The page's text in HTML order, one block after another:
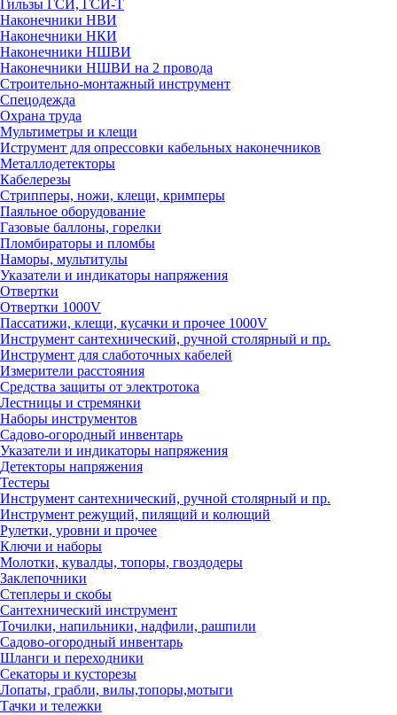
Гильзы ГСИ, ГСИ-Т
Наконечники НВИ
Наконечники НКИ
Наконечники НШВИ
Наконечники НШВИ на 2 провода
Строительно-монтажный инструмент
Спецодежда
Охрана труда
Мультиметры и клещи
Иструмент для опрессовки кабельных наконечников
Металлодетекторы
Кабелерезы
Стрипперы, ножи, клещи, кримперы
Паяльное оборудование
Газовые баллоны, горелки
Пломбираторы и пломбы
Наморы, мультитулы
Указатели и индикаторы напряжения
Отвертки
Отвертки 1000V
Пассатижи, клещи, кусачки и прочее 1000V
Инструмент сантехнический, ручной столярный и пр.
Инструмент для слаботочных кабелей
Измерители расстояния
Средства защиты от электротока
Лестницы и стремянки
Наборы инструментов
Садово-огородный инвентарь
Указатели и индикаторы напряжения
Детекторы напряжения
Тестеры
Инструмент сантехнический, ручной столярный и пр.
Инструмент режущий, пилящий и колющий
Рулетки, уровни и прочее
Ключи и наборы
Молотки, кувалды, топоры, гвоздодеры
Заклепочники
Степлеры и скобы
Сантехнический инструмент
Точилки, напильники, надфили, рашпили
Садово-огородный инвентарь
Шланги и переходники
Секаторы и кусторезы
Лопаты, грабли, вилы,топоры,мотыги
Тачки и тележки